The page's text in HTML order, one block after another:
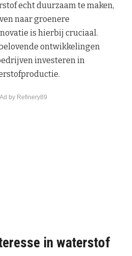
echt duurzaam te maken,
naar groenere
is hierbij cruciaal.
ontwikkelingen
investeren in
by Refinery89
in waterstof